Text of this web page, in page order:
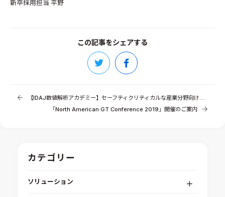
新卒採用担当 平野
この記事をシェアする
【IDAJ数値解析アカデミー】セーフティクリティカルな産業分野向けプロセス構築セミナー開催のご案内
「North American GT Conference 2019」開催のご案内
カテゴリー
ソリューション